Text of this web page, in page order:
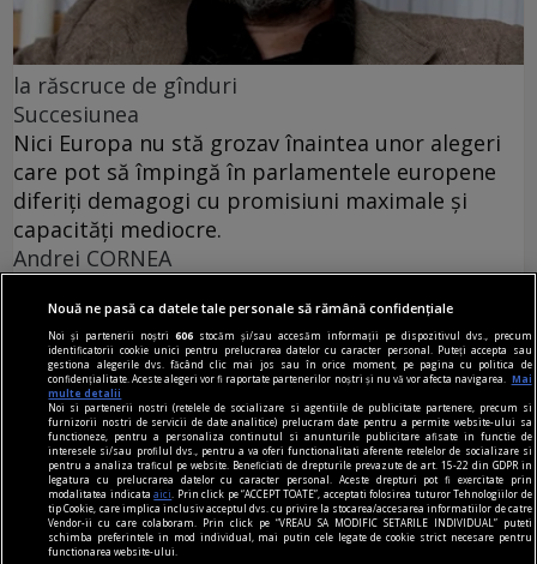
la răscruce de gînduri
Succesiunea
Nici Europa nu stă grozav înaintea unor alegeri
care pot să împingă în parlamentele europene
diferiți demagogi cu promisiuni maximale și
capacități mediocre.
Andrei CORNEA
Nouă ne pasă ca datele tale personale să rămână confidențiale
Noi și partenerii noștri606 stocăm și/sau accesăm informații pe dispozitivul dvs., precum
identificatorii cookie unici pentru prelucrarea datelor cu caracter personal. Puteți accepta sau
gestiona alegerile dvs. făcând clic mai jos sau în orice moment, pe pagina cu politica de
confidențialitate. Aceste alegeri vor fi raportate partenerilor noștri și nu vă vor afecta navigarea.
Mai
multe detalii
Noi si partenerii nostri (retelele de socializare si agentiile de publicitate partenere, precum si
furnizorii nostri de servicii de date analitice) prelucram date pentru a permite website-ului sa
functioneze, pentru a personaliza continutul si anunturile publicitare afisate in functie de
interesele si/sau profilul dvs., pentru a va oferi functionalitati aferente retelelor de socializare si
pentru a analiza traficul pe website. Beneficiati de drepturile prevazute de art. 15-22 din GDPR in
legatura cu prelucrarea datelor cu caracter personal. Aceste drepturi pot fi exercitate prin
modalitatea indicataaici
. Prin click pe “ACCEPT TOATE”, acceptati folosirea tuturor Tehnologiilor de
tip Cookie, care implica inclusiv acceptul dvs. cu privire la stocarea/accesarea informatiilor de catre
Vendor-ii cu care colaboram. Prin click pe “VREAU SA MODIFIC SETARILE INDIVIDUAL” puteti
schimba preferintele in mod individual, mai putin cele legate de cookie strict necesare pentru
functionarea website-ului.